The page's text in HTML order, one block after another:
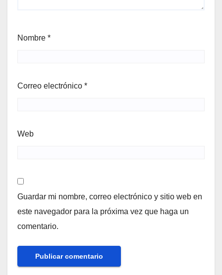
Nombre *
Correo electrónico *
Web
Guardar mi nombre, correo electrónico y sitio web en
este navegador para la próxima vez que haga un
comentario.